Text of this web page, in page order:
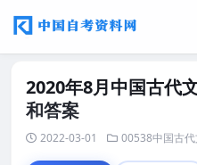
2020年8月中国古代
和答案
2022-03-01 00538中国古代